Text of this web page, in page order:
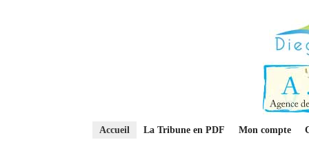
Accueil La Tribune en PDF Mon compte